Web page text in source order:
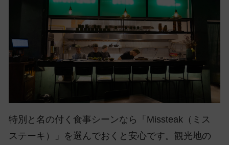
特別と名の付く食事シーンなら「Missteak（ミス
ステーキ）」を選んでおくと安心です。観光地の